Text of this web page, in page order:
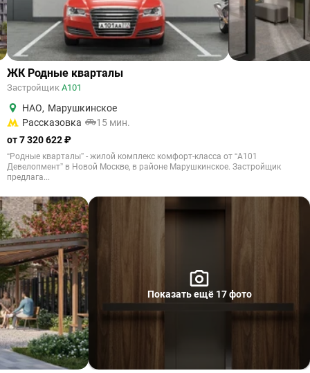
ЖК Родные кварталы
Застройщик А101
НАО, Марушкинское
Рассказовка
15 мин.
от 7 320 622 ₽
“Родные кварталы” - жилой комплекс комфорт-класса от “А101
Девелопмент” в Новой Москве, в районе Марушкинское. Застройщик
предлага...
Показать ещё 17 фото